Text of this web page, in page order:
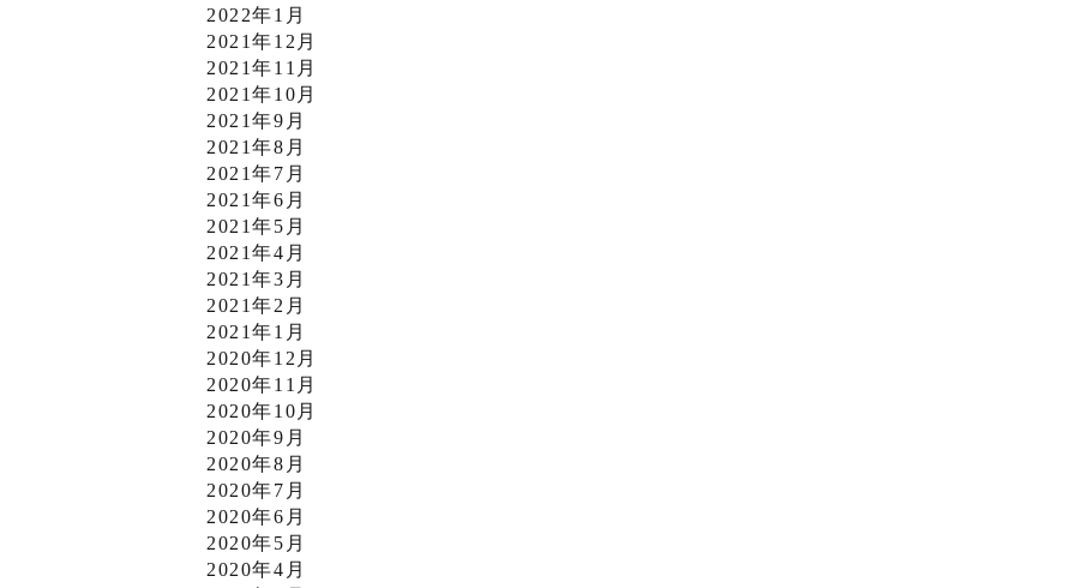
2022年1月
2021年12月
2021年11月
2021年10月
2021年9月
2021年8月
2021年7月
2021年6月
2021年5月
2021年4月
2021年3月
2021年2月
2021年1月
2020年12月
2020年11月
2020年10月
2020年9月
2020年8月
2020年7月
2020年6月
2020年5月
2020年4月